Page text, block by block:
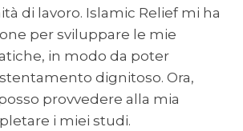
di lavoro. Islamic Relief mi ha
per sviluppare le mie
in modo da poter
dignitoso. Ora,
provvedere alla mia
i miei studi.